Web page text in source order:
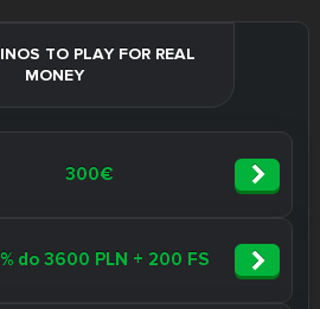
TO PLAY FOR REAL
MONEY
300€
do 3600 PLN + 200 FS